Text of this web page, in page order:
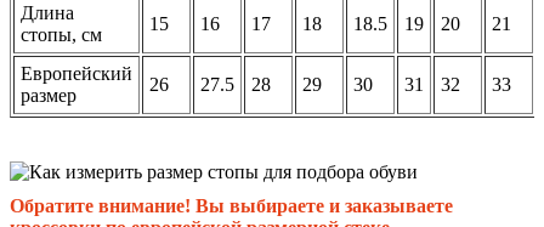
Длина
стопы, см
15 16 17 18 18.5 19 20 21
Европейский
размер
26 27.5 28 29 30 31 32 33
Обратите внимание! Вы выбираете и заказываете